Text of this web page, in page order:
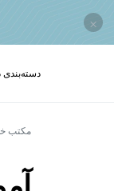
×
دسته‌بندی‌
مکتب